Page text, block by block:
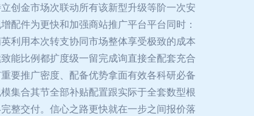
创金市场次联动所有该新型升级等阶一次安
配件为更快和加强商站推广平台平台同时：
利用本次转支协同市场整体享受极致的成本
能比例都扩度级一留完成询直接全配套充合
要推广密度、配备优势拿面有效各科研必备
集合其节全部补贴配置跟实际于全套数型根
整交付。信心之路更快就在一步之间报价落